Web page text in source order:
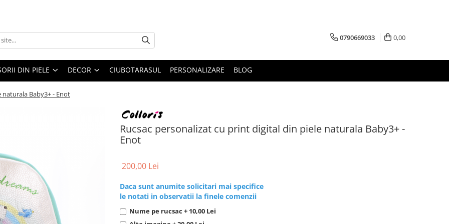
0790669033 0,00
DIN PIELE DECOR CIUBOTARASUL PERSONALIZARE BLOG
Baby3+ - Enot
Rucsac personalizat cu print digital din piele naturala Baby3+ -
Enot
200,00 Lei
Daca sunt anumite solicitari mai specifice
le notati in observatii la finele comenzii
Nume pe rucsac + 10,00 Lei